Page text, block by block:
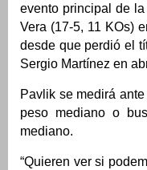
evento principal de
Vera (17-5, 11 KOs)
desde que perdió el
Sergio Martínez en
Pavlik se medirá
peso mediano o
mediano.
“Quieren ver si